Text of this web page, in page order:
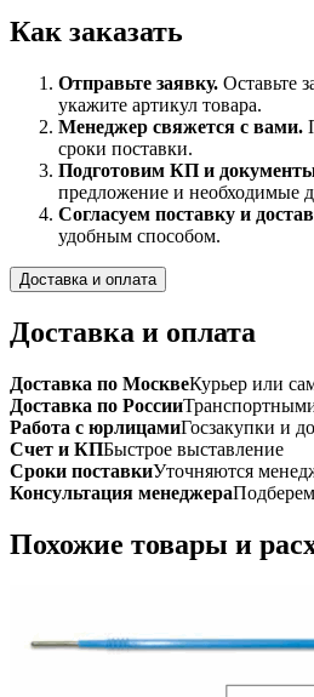
Как заказать
Отправьте заявку. Оставьте
укажите артикул товара.
Менеджер свяжется с вами.
сроки поставки.
Подготовим КП и
предложение и необходимые
Согласуем поставку и
удобным способом.
Доставка и оплата
Доставка и оплата
Доставка по МосквеКурьер или
Доставка по России
Работа с юрлицамиГосзакупки и
Счет и КПБыстрое выставление
Сроки поставкиУточняются
Консультация менеджера
Похожие товары и